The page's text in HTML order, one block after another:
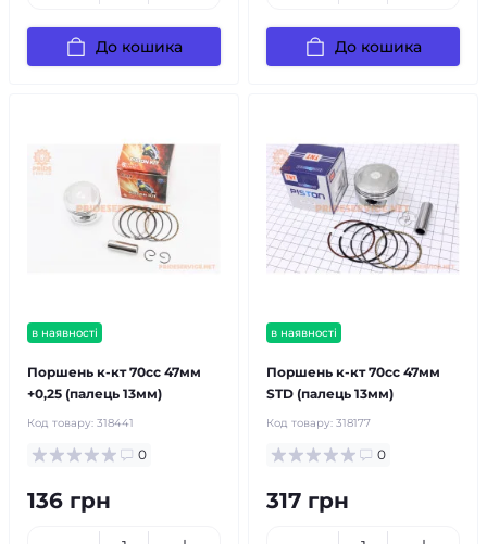
До кошика До кошика
в наявності
Поршень к-кт 70cc 47мм
+0,25 (палець 13мм)
Код товару: 318441
0
136 грн
в наявності
Поршень к-кт 70cc 47мм
STD (палець 13мм)
Код товару: 318177
0
317 грн